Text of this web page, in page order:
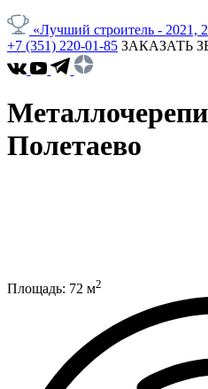
«Лучший строитель - 2021,
+7 (351) 220-01-85 ЗАКАЗАТЬ
Полетаево
Площадь: 72 м2